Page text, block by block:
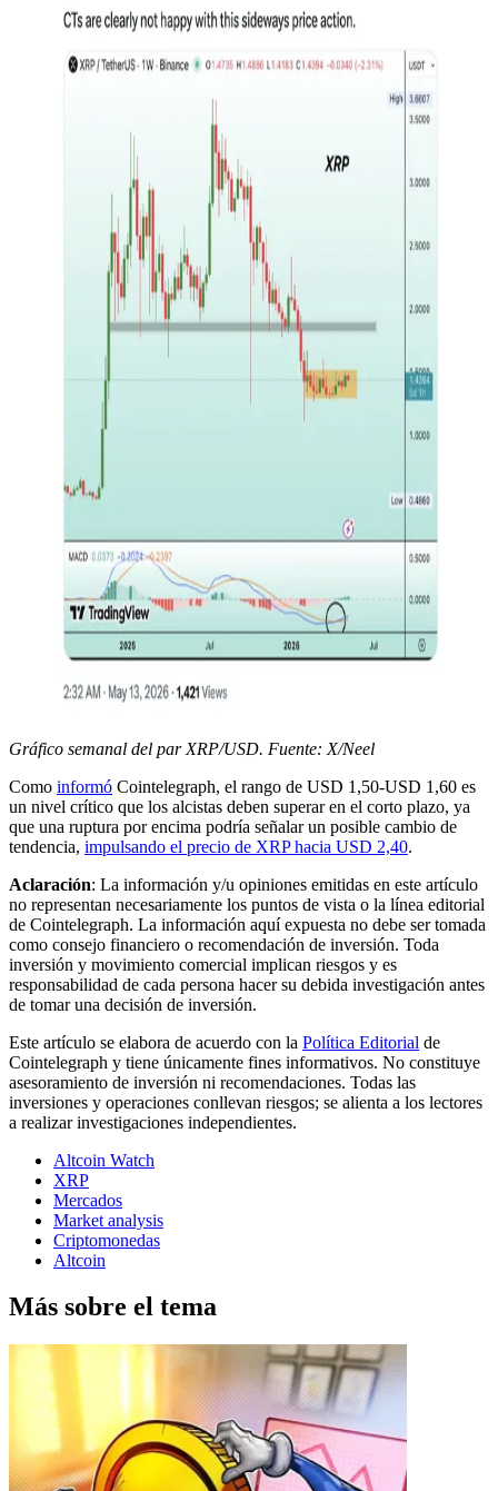
Gráfico semanal del par XRP/USD. Fuente: X/Neel
Como informó Cointelegraph, el rango de USD 1,50-USD 1,60 es
un nivel crítico que los alcistas deben superar en el corto plazo, ya
que una ruptura por encima podría señalar un posible cambio de
tendencia, impulsando el precio de XRP hacia USD 2,40.
Aclaración: La información y/u opiniones emitidas en este artículo
no representan necesariamente los puntos de vista o la línea editorial
de Cointelegraph. La información aquí expuesta no debe ser tomada
como consejo financiero o recomendación de inversión. Toda
inversión y movimiento comercial implican riesgos y es
responsabilidad de cada persona hacer su debida investigación antes
de tomar una decisión de inversión.
Este artículo se elabora de acuerdo con la Política Editorial de
Cointelegraph y tiene únicamente fines informativos. No constituye
asesoramiento de inversión ni recomendaciones. Todas las
inversiones y operaciones conllevan riesgos; se alienta a los lectores
a realizar investigaciones independientes.
Altcoin Watch
XRP
Mercados
Market analysis
Criptomonedas
Altcoin
Más sobre el tema